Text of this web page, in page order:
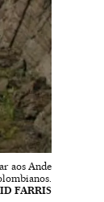
aos Ande
FARRIS